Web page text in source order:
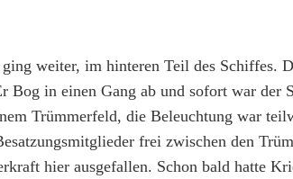
weiter, im hinteren Teil des Schiffes.
Bog in einen Gang ab und sofort war der
Trümmerfeld, die Beleuchtung war
frei zwischen den
hier ausgefallen. Schon bald hatte